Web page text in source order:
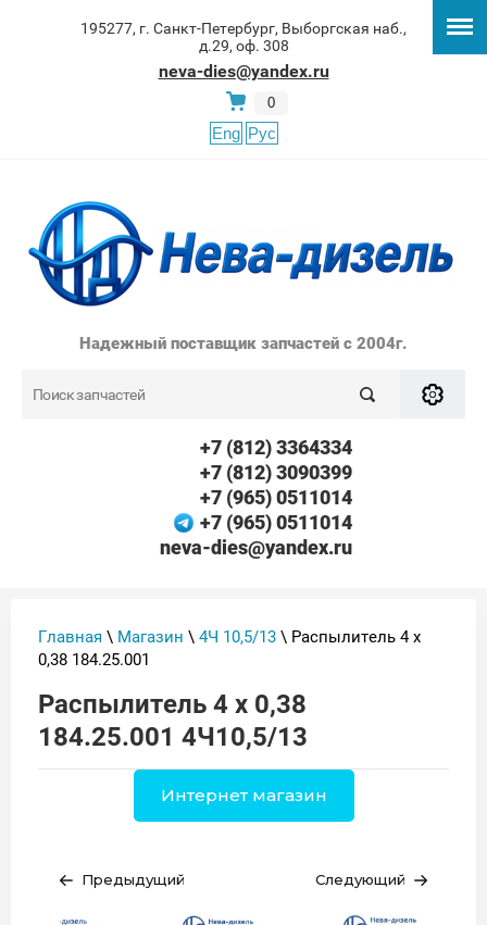
195277, г. Санкт-Петербург, Выборгская наб.,
д.29, оф. 308
neva-dies@yandex.ru
0
Eng Рус
Надежный поставщик запчастей с 2004г.
+7 (812) 3364334
+7 (812) 3090399
+7 (965) 0511014
+7 (965) 0511014
neva-dies@yandex.ru
Главная \ Магазин \ 4Ч 10,5/13 \ Распылитель 4 х
0,38 184.25.001
Распылитель 4 х 0,38
184.25.001 4Ч10,5/13
Интернет магазин
Предыдущий Следующий